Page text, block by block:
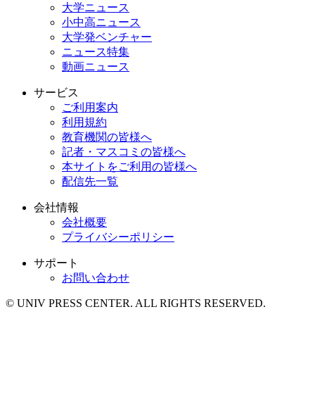
大学ニュース
小中高ニュース
大学発ベンチャー
ニュース特集
動画ニュース
サービス
ご利用案内
利用規約
教育機関の皆様へ
記者・マスコミの皆様へ
本サイトをご利用の皆様へ
配信先一覧
会社情報
会社概要
プライバシーポリシー
サポート
お問い合わせ
© UNIV PRESS CENTER. ALL RIGHTS RESERVED.